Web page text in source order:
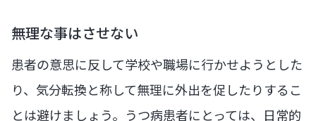
無理な事はさせない
患者の意思に反して学校や職場に行かせようとした
り、気分転換と称して無理に外出を促したりするこ
とは避けましょう。うつ病患者にとっては、日常的